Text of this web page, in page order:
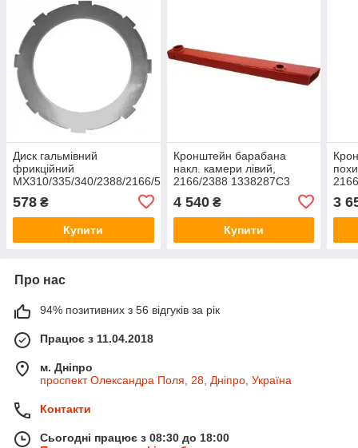
Диск гальмівний
фрикційний
MX310/335/340/2388/2166/5088
578 ₴
Купити
Кронштейн барабана
накл. камери лівий,
2166/2388 1338287C3
4 540₴
Купити
3
Про нас
94% позитивних з 56 відгуків за рік
Працює з 11.04.2018
м. Дніпро
проспект Олександра Поля, 28, Дніпро, Україна
Контакти
Сьогодні працює з 08:30 до 18:00